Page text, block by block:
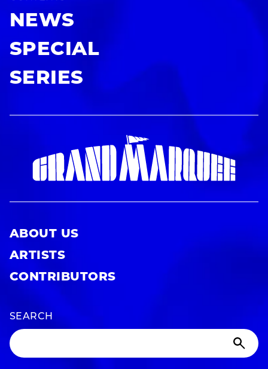
NEWS
SPECIAL
SERIES
ABOUT US
ARTISTS
CONTRIBUTORS
SEARCH